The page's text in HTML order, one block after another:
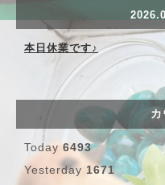
本日休業です♪
Today 6493
Yesterday 1671